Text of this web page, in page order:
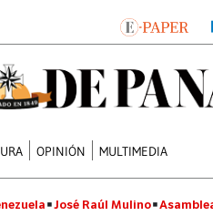
OPINIÓN MULTIMEDIA
José Raúl Mulino